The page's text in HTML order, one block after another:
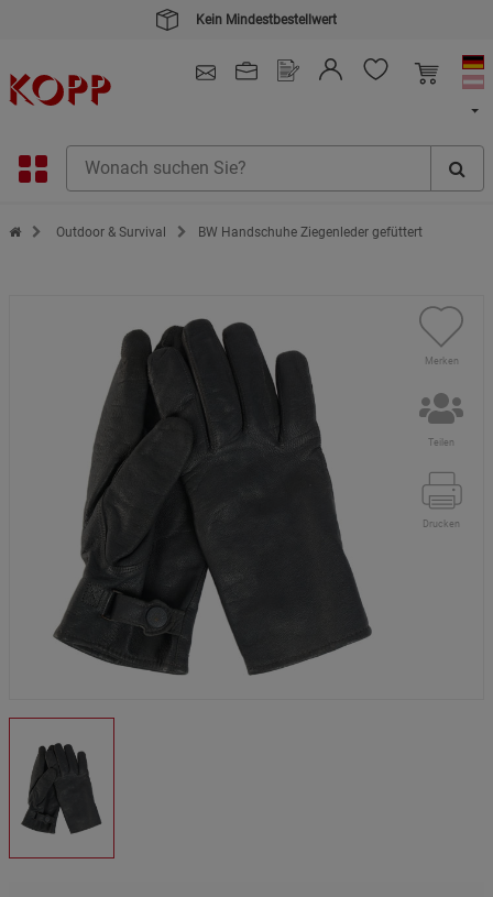
Kein Mindestbestellwert
Zur Startseite des Kopp Verlag Online-Shop
Outdoor & Survival BW Handschuhe Ziegenleder gefüttert
Merken
Teilen
Drucken